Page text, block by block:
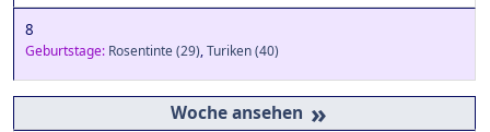
8
Geburtstage: Rosentinte(29),Turiken(40)
»